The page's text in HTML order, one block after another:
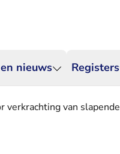
nieuws Registers
verkrachting van